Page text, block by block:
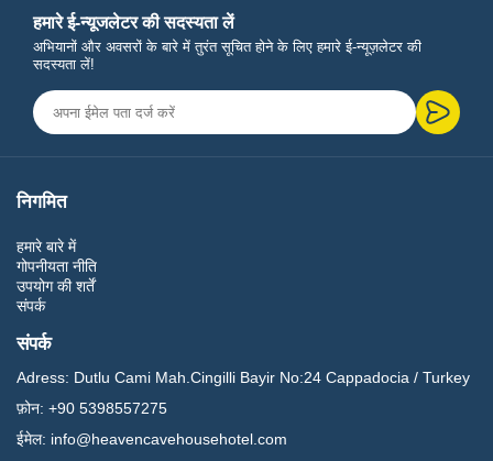
हमारे ई-न्यूजलेटर की सदस्यता लें
अभियानों और अवसरों के बारे में तुरंत सूचित होने के लिए हमारे ई-न्यूज़लेटर की
सदस्यता लें!
निगमित
हमारे बारे में
गोपनीयता नीति
उपयोग की शर्तें
संपर्क
संपर्क
Adress: Dutlu Cami Mah.Cingilli Bayir No:24 Cappadocia / Turkey
फ़ोन: +90 5398557275
ईमेल: info@heavencavehousehotel.com